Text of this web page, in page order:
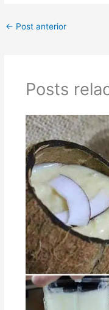
← Post anterior
Posts